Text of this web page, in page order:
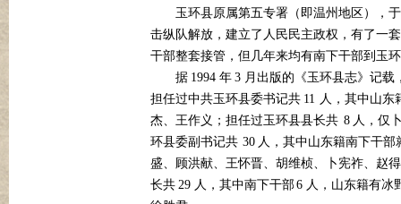
玉环县原属第五专署（即温州地区），于
击纵队解放，建立了人民民主政权，有了一
干部整套接管，但几年来均有南下干部到玉
据 1994 年 3 月出版的《玉环县志》记载
担任过中共玉环县委书记共 11 人，其中山东
杰、王作义；担任过玉环县县长共 8 人，仅
环县委副书记共 30 人，其中山东籍南下干部
盛、顾洪献、王怀晋、胡维桢、卜宪祚、赵
长共 29 人，其中南下干部6 人，山东籍有冰